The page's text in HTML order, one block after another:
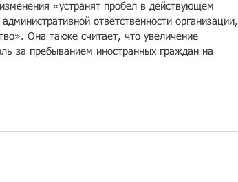
«устранят пробел в действующем
ответственности организации,
Она также считает, что увеличение
за пребыванием иностранных граждан на